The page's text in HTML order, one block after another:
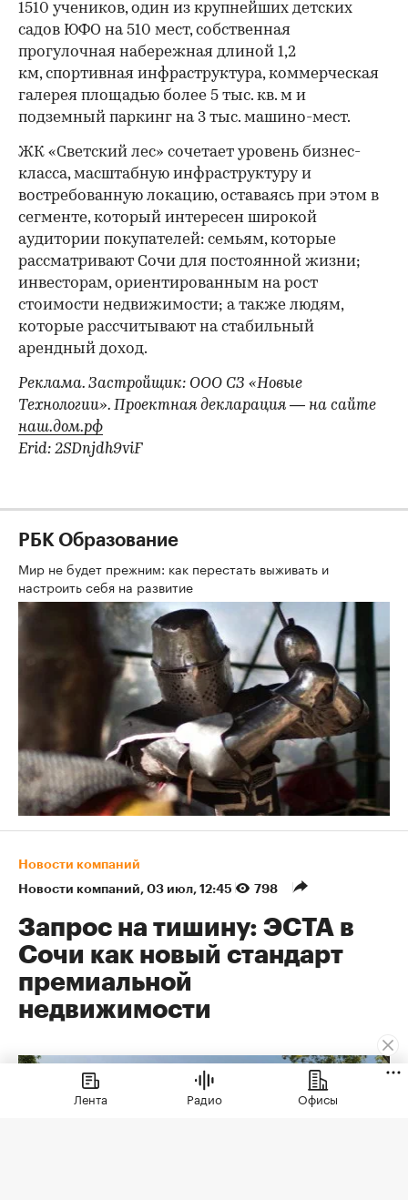
00:00
1510 учеников, один из крупнейших детских
садов ЮФО на 510 мест, собственная
прогулочная набережная длиной 1,2
км, спортивная инфраструктура, коммерческая
галерея площадью более 5 тыс. кв. м и
подземный паркинг на 3 тыс. машино-мест.
ЖК «Светский лес» сочетает уровень бизнес-
класса, масштабную инфраструктуру и
востребованную локацию, оставаясь при этом в
сегменте, который интересен широкой
аудитории покупателей: семьям, которые
рассматривают Сочи для постоянной жизни;
инвесторам, ориентированным на рост
стоимости недвижимости; а также людям,
которые рассчитывают на стабильный
арендный доход.
Реклама. Застройщик: ООО СЗ «Новые
Технологии». Проектная декларация — на сайте
наш.дом.рф
Erid: 2SDnjdh9viF
РБК Образование
Мир не будет прежним: как перестать выживать и
настроить себя на развитие
Новости компаний
Новости компаний⁠, 03 июл, 12:45 798
Запрос на тишину: ЭСТА в
Сочи как новый стандарт
премиальной
недвижимости
Лента Радио Офисы